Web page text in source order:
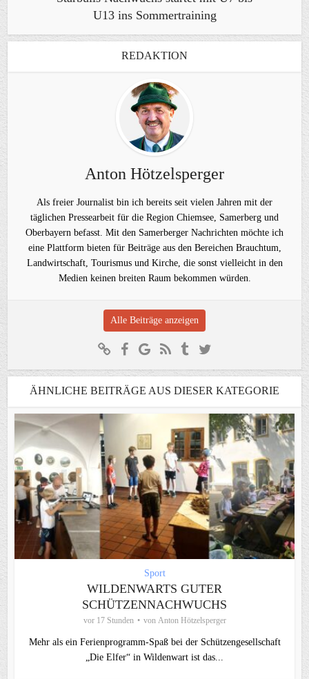
U13 ins Sommertraining
REDAKTION
Anton Hötzelsperger
Als freier Journalist bin ich bereits seit vielen Jahren mit der
täglichen Pressearbeit für die Region Chiemsee, Samerberg und
Oberbayern befasst. Mit den Samerberger Nachrichten möchte ich
eine Plattform bieten für Beiträge aus den Bereichen Brauchtum,
Landwirtschaft, Tourismus und Kirche, die sonst vielleicht in den
Medien keinen breiten Raum bekommen würden.
Alle Beiträge anzeigen
ÄHNLICHE BEITRÄGE AUS DIESER KATEGORIE
Sport
WILDENWARTS GUTER
SCHÜTZENNACHWUCHS
vor 17 Stunden von Anton Hötzelsperger
Mehr als ein Ferienprogramm-Spaß bei der Schützengesellschaft
„Die Elfer“ in Wildenwart ist das...